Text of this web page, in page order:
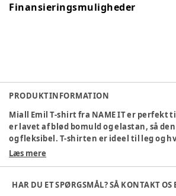
Finansieringsmuligheder
PRODUKTINFORMATION
Miall Emil T-shirt fra NAME IT er perfekt
er lavet af blød bomuld og elastan, så
og fleksibel. T-shirten er ideel til leg og
holder formen vask efter vask.
Materiale: 95% bomuld, 5% elastan
Blødt materiale
Læs mere
HAR DU ET SPØRGSMÅL? SÅ KONTAKT OS